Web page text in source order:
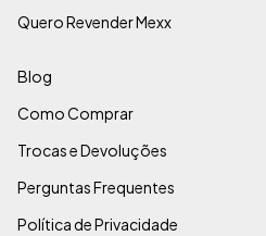
Quero Revender Mexx
Blog
Como Comprar
Trocas e Devoluções
Perguntas Frequentes
Política de Privacidade